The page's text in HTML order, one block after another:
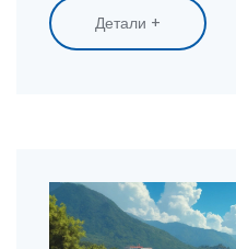
влияние климата,
организм взрослого и
Детали +